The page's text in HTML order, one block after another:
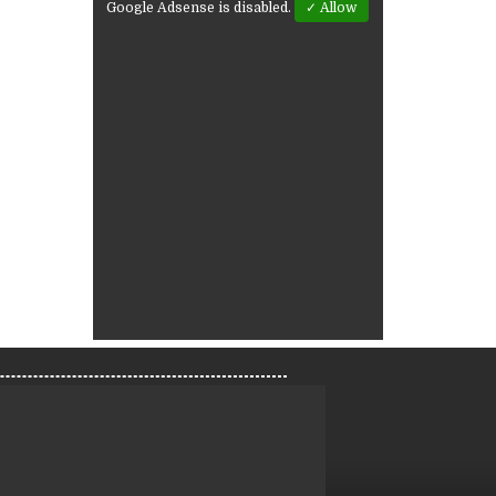
Google Adsense is disabled. ✓ Allow